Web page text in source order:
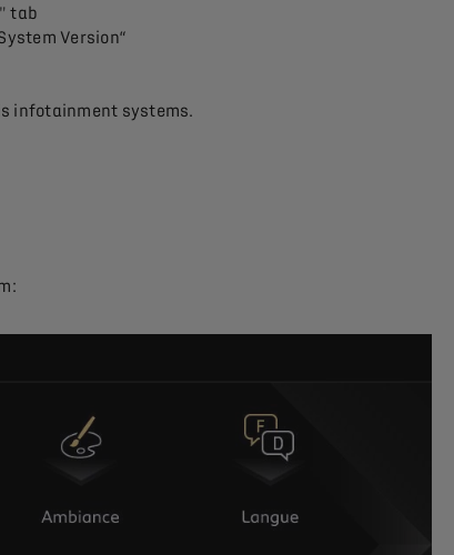
tab
Version“
infotainment systems.